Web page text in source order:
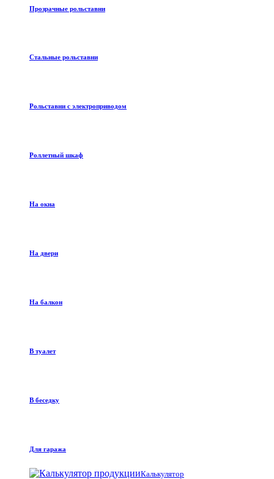
Прозрачные рольставни
Стальные рольставни
Рольставни с электроприводом
Роллетный шкаф
На окна
На двери
На балкон
В туалет
В беседку
Для гаража
Калькулятор